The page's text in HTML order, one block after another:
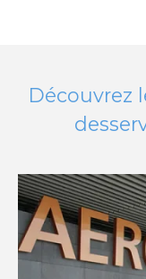
Découvrez